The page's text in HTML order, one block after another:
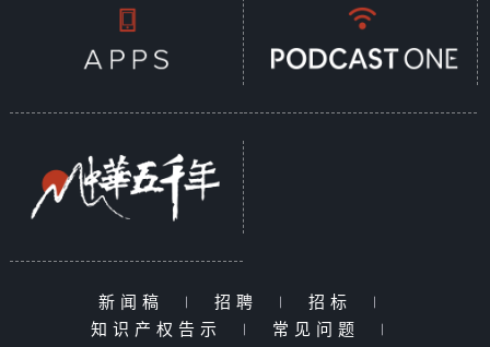
新闻稿 | 招聘 | 招标
|
知识产权告示
| 常见问题
|